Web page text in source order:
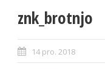
znk_brotnjo
14 pro. 2018